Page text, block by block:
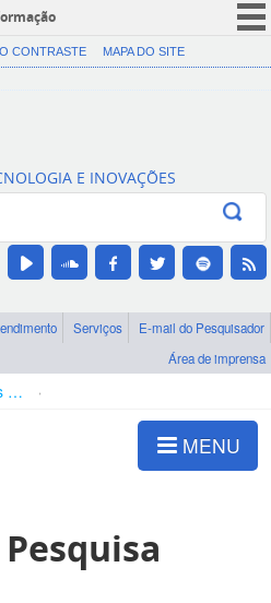
CORONAVÍRUS (COVID-19)
Canais
CONTRASTE MAPA DO SITE
E INOVAÇÕES
Serviços
E-mail do Pesquisador
Área de imprensa
Bolsas e Auxílios Vigentes
MENU